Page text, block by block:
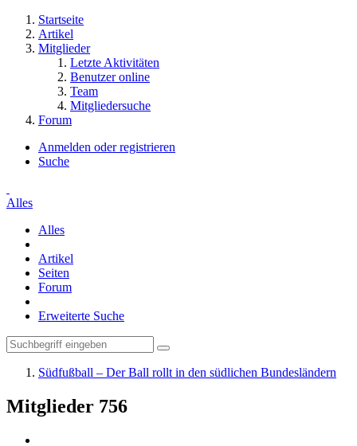
Startseite
Artikel
Mitglieder
Letzte Aktivitäten
Benutzer online
Team
Mitgliedersuche
Forum
Anmelden oder registrieren
Suche
Alles
Alles
Artikel
Seiten
Forum
Erweiterte Suche
Südfußball – Der Ball rollt in den südlichen Bundesländern
Mitglieder 756